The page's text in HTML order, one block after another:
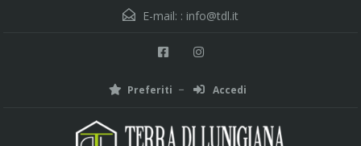
E-mail: : info@tdl.it
Preferiti Accedi